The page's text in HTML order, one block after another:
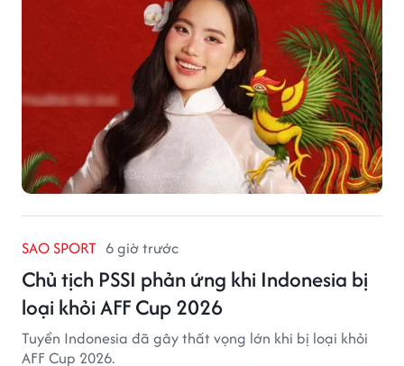
SAO SPORT 6 giờ trước
Chủ tịch PSSI phản ứng khi Indonesia bị
loại khỏi AFF Cup 2026
Tuyển Indonesia đã gây thất vọng lớn khi bị loại khỏi
AFF Cup 2026.